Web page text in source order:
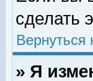
сделать
Вернуться
» Я